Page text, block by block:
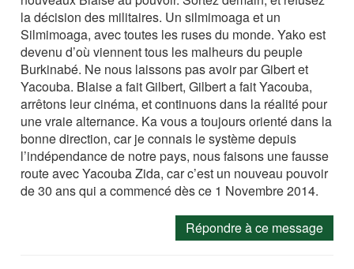
la décision des militaires. Un silmimoaga et un
Silmimoaga, avec toutes les ruses du monde. Yako est
devenu d’où viennent tous les malheurs du peuple
Burkinabé. Ne nous laissons pas avoir par Gibert et
Yacouba. Blaise a fait Gilbert, Gilbert a fait Yacouba,
arrêtons leur cinéma, et continuons dans la réalité pour
une vraie alternance. Ka vous a toujours orienté dans la
bonne direction, car je connais le système depuis
l’indépendance de notre pays, nous faisons une fausse
route avec Yacouba Zida, car c’est un nouveau pouvoir
de 30 ans qui a commencé dès ce 1 Novembre 2014.
Répondre à ce message